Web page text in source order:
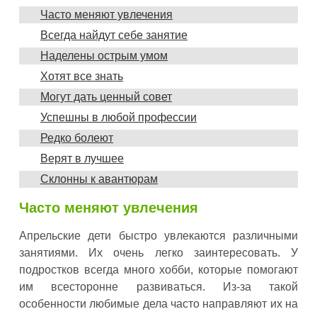
Часто меняют увлечения
Всегда найдут себе занятие
Наделены острым умом
Хотят все знать
Могут дать ценный совет
Успешны в любой профессии
Редко болеют
Верят в лучшее
Склонны к авантюрам
Часто меняют увлечения
Апрельские дети быстро увлекаются различными
занятиями. Их очень легко заинтересовать. У
подростков всегда много хобби, которые помогают
им всесторонне развиваться. Из-за такой
особенности любимые дела часто направляют их на